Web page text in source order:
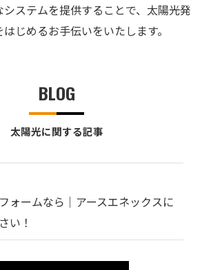
ステムを提供することで、太陽光発
じめるお手伝いをいたします。
BLOG
太陽光に関する記事
ォームなら｜アースエネックスに
い！